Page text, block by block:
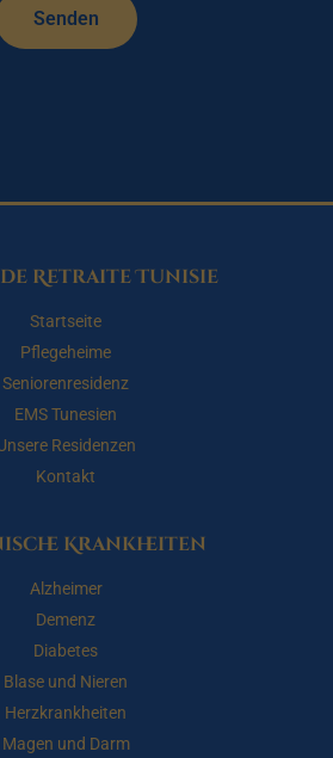
Senden
Retraite Tunisie
Startseite
Pflegeheime
Seniorenresidenz
EMS Tunesien
Residenzen
Kontakt
Krankheiten
Alzheimer
Demenz
Diabetes
Blase und Nieren
Herzkrankheiten
Magen und Darm